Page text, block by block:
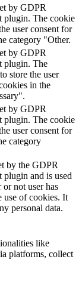
by GDPR
plugin. The cookie
user consent for
category "Other.
by GDPR
plugin. The
store the user
in the
by GDPR
plugin. The cookie
user consent for
category
by the GDPR
plugin and is used
or not user has
use of cookies. It
personal data.
like
platforms, collect